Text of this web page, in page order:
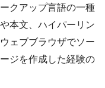
クアップ言語の一種
本文、ハイパーリン
ェブブラウザでソー
ジを作成した経験の